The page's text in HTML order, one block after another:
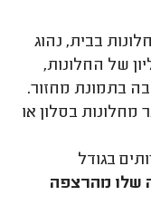
בבית, נהוג
של החלונות,
בתמונת מחזור.
מחלונות בסלון או
בגודל
שלו מהרצפה